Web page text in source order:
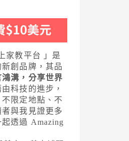
家教平台 」是
創品牌，其品
溝，分享世界
由科技的進步，
限定地點、不
與我見證更多
透過 Amazing